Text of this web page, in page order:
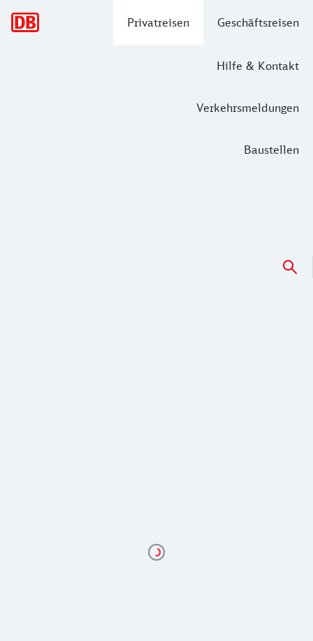
Privatreisen Geschäftsreisen
Hilfe & Kontakt
Verkehrsmeldungen
Baustellen